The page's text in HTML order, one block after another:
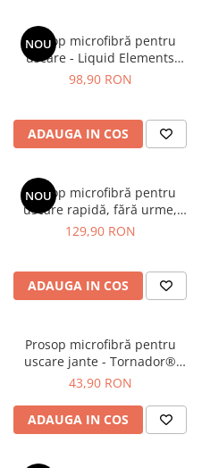
NOU
Prosop microfibră pentru
uscare - Liquid Elements
Black Hole XL Blue
98,90 RON
ADAUGA IN COS
NOU
Prosop microfibră pentru
uscare rapidă, fără urme,
60x90cm, 1400gsm - Fallen
129,90 RON
ADAUGA IN COS
Prosop microfibră pentru
uscare jante - Tornador®
Micro Giant
43,90 RON
ADAUGA IN COS